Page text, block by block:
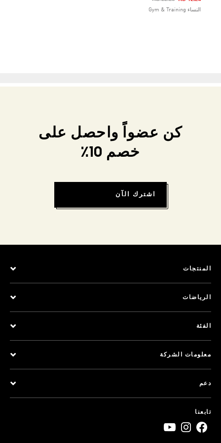
النساء Gym & Training
كن عضواً واحصل على
خصم 10٪
اشترك الآن
المنتجات
الرياضات
الفئة
معلومات الشركة
دعم
تابعنا